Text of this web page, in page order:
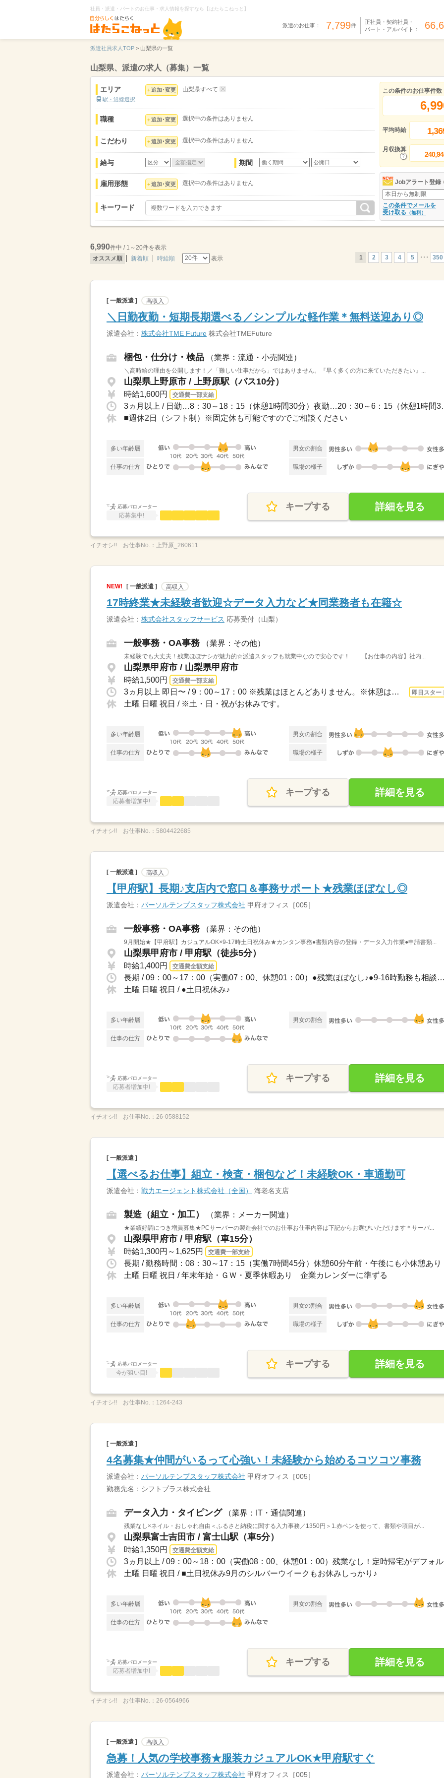
社員・派遣・パートのお仕事・求人情報を探すなら【はたらこねっと】
派遣のお仕事： 7,799件
正社員・契約社員・
パート・アルバイト：
派遣社員求人TOP > 山梨県の一覧
山梨県、派遣の求人（募集）一覧
エリア
駅・沿線選択
追加･変更 山梨県すべて
職種 追加･変更 選択中の条件はありません
こだわり 追加･変更 選択中の条件はありません
給与 期間
雇用形態 追加･変更 選択中の条件はありません
キーワード
この条件のお仕事件数
平均時給
月収換算
Jobアラート登録
この条件でメールを
受け取る （無料）
6,990件中 / 1～20件を表示
オススメ順
新着順 時給順 表示 1 2 3 4 5 ･･･ 350
[ 一般派遣 ] 高収入
＼日勤夜勤・短期長期選べる／シンプルな軽作業＊無料送迎あり◎
派遣会社： 株式会社TME Future 株式会社TMEFuture
梱包・仕分け・検品 （業界：流通・小売関連）
＼高時給の理由を公開します！／「難しい仕事だから」ではありません。『早く多くの方に来ていただきたい』...
山梨県上野原市 / 上野原駅（バス10分）
時給1,600円 交通費一部支給
3ヵ月以上 / 日
■週休2日（シフト制）※固定休も可能ですのでご相談ください
多い年齢層 男女の割合
仕事の仕方 職場の様子
応募バロメーター
応募集中!
キープする 詳細を見る
イチオシ!! お仕事No.： 上野原_260611
NEW! [ 一般派遣 ] 高収入
17時終業★未経験者歓迎☆データ入力など★同業務者も在籍☆
派遣会社： 株式会社スタッフサービス 応募受付（山梨）
一般事務・OA事務 （業界：その他）
未経験でも大丈夫！残業ほぼナシが魅力的☆派遣スタッフも就業中なので安心です！ 【お仕事の内容】社内...
山梨県甲府市 / 山梨県甲府市
時給1,500円 交通費一部支給
3ヵ月以上 即日〜 / 9：00～17：00 ※残業はほとんどありません。※休憩は６０分です。 即日スター
土曜 日曜 祝日 / ※土・日・祝がお休みです。
多い年齢層 男女の割合
仕事の仕方 職場の様子
応募バロメーター
応募者増加中!
キープする 詳細を見る
イチオシ!! お仕事No.： 5804422685
[ 一般派遣 ] 高収入
【甲府駅】長期♪支店内で窓口＆事務サポート★残業ほぼなし◎
派遣会社： パーソルテンプスタッフ株式会社 甲府オフィス［005］
一般事務・OA事務 （業界：その他）
9月開始★【甲府駅】カジュアルOK×9-17時土日祝休み★カンタン事務●書類内容の登録・データ入力作業●申請書類...
山梨県甲府市 / 甲府駅（徒歩5分）
時給1,400円 交通費全額支給
長期 / 09：00～17：00（実働07：00、休憩01：00）●残業ほ
土曜 日曜 祝日 / ●土日祝休み♪
多い年齢層 男女の割合
仕事の仕方
応募バロメーター
応募者増加中!
キープする 詳細を見る
イチオシ!! お仕事No.： 26-0588152
[ 一般派遣 ]
【選べるお仕事】組立・検査・梱包など！未経験OK・車通勤可
派遣会社： 戦力エージェント株式会社（全国） 海老名支店
製造（組立・加工） （業界：メーカー関連）
★業績好調につき増員募集★PCサーバーの製造会社でのお仕事お仕事内容は下記からお選びいただけます＊サーバ...
山梨県甲府市 / 甲府駅（車15分）
時給1,300円～1,625円 交通費一部支給
長期 / 勤務時間：08：30～17：15（実働7時間45分）休憩60分午前・午後にも小休憩あり
土曜 日曜 祝日 / 年末年始・ＧＷ・夏季休暇あり 企業カレンダーに準ずる
多い年齢層 男女の割合
仕事の仕方 職場の様子
応募バロメーター
今が狙い目!
キープする 詳細を見る
イチオシ!! お仕事No.： 1264-243
[ 一般派遣 ]
4名募集★仲間がいるって心強い！未経験から始めるコツコツ事務
派遣会社： パーソルテンプスタッフ株式会社 甲府オフィス［005］
勤務先名：シフトプラス株式会社
データ入力・タイピング （業界：IT・通信関連）
残業なし×ネイル・おしゃれ自由＜ふるさと納税に関する入力事務／1350円＞1.赤ペンを使って、書類や項目が...
山梨県富士吉田市 / 富士山駅（車5分）
時給1,350円 交通費全額支給
3ヵ月以上 / 09：00～18：00（実働08：00、休憩01：00）残業なし！定時帰宅がデフォ
土曜 日曜 祝日 / ■土日祝休み9月のシルバーウイークもお休みしっかり♪
多い年齢層 男女の割合
仕事の仕方
応募バロメーター
応募者増加中!
キープする 詳細を見る
イチオシ!! お仕事No.： 26-0564966
[ 一般派遣 ] 高収入
急募！人気の学校事務★服装カジュアルOK★甲府駅すぐ
派遣会社： パーソルテンプスタッフ株式会社 甲府オフィス［005］